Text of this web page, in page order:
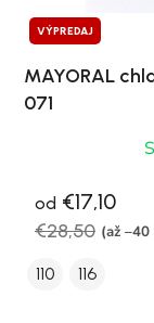
VÝPREDAJ
MAYORAL
071
od €17,10
€28,50 (až –40
110 116